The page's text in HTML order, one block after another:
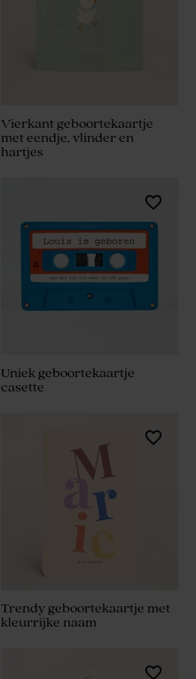
Vierkant geboortekaartje
met eendje, vlinder en
hartjes
Uniek geboortekaartje
casette
Trendy geboortekaartje met
kleurrijke naam